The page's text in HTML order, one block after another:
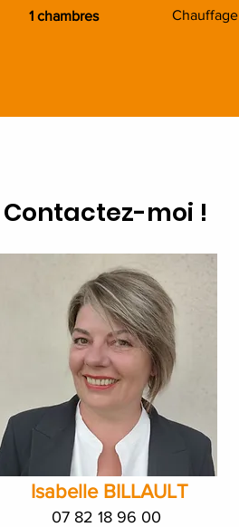
1 chambres Chauffage
Contactez-moi !
Isabelle BILLAULT
07 82 18 96 00